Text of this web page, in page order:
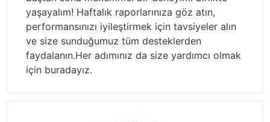
yaşayalım! Haftalık raporlarınıza göz atın,
performansınızı iyileştirmek için tavsiyeler alın
ve size sunduğumuz tüm desteklerden
faydalanın.Her adımınız da size yardımcı olmak
için buradayız.